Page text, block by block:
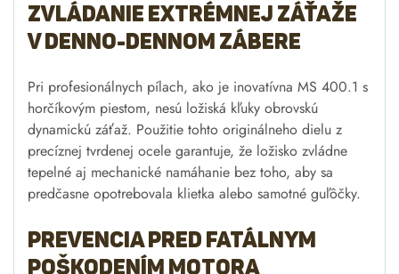
Zvládanie extrémnej záťaže
v denno-dennom zábere
Pri profesionálnych pílach, ako je inovatívna MS 400.1 s
horčíkovým piestom, nesú ložiská kľuky obrovskú
dynamickú záťaž. Použitie tohto originálneho dielu z
precíznej tvrdenej ocele garantuje, že ložisko zvládne
tepelné aj mechanické namáhanie bez toho, aby sa
predčasne opotrebovala klietka alebo samotné guľôčky.
Prevencia pred fatálnym
poškodením motora